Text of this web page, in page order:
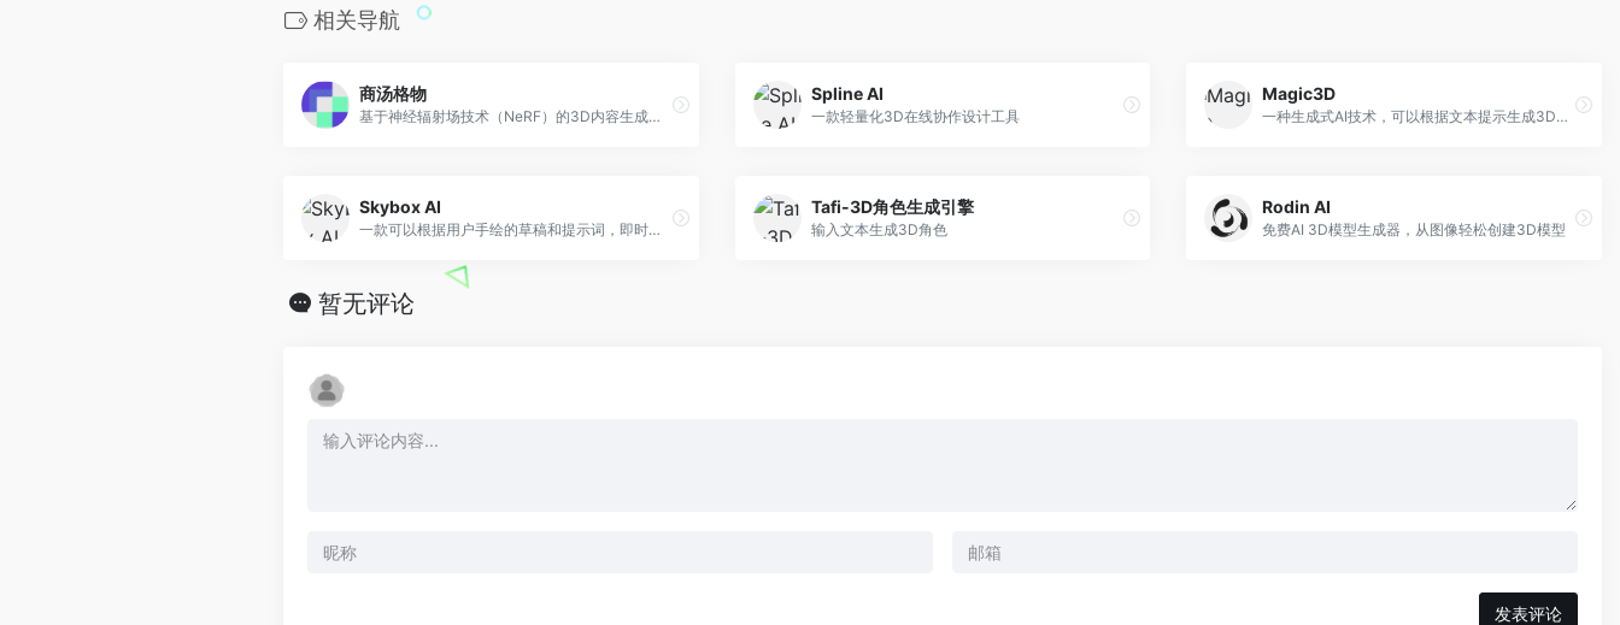
相关导航
商汤格物
基于神经辐射场技术（NeRF）的3D内容生成平台
Spline AI
一款轻量化3D在线协作设计工具
Magic3D
一种生成式AI技术，可以根据文本提示生成3D模型。
Skybox AI
一款可以根据用户手绘的草稿和提示词，即时生成 3D 场景的 AI 绘图工具
Tafi-3D角色生成引擎
输入文本生成3D角色
Rodin AI
免费AI 3D模型生成器，从图像轻松创建3D模型
暂无评论
发表评论